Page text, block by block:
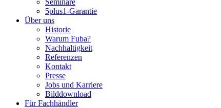
Seminare
5plus1-Garantie
Über uns
Historie
Warum Fuba?
Nachhaltigkeit
Referenzen
Kontakt
Presse
Jobs und Karriere
Bilddownload
Für Fachhändler